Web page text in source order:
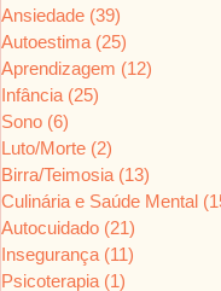
Ansiedade (39)
Autoestima (25)
Aprendizagem (12)
Infância (25)
Sono (6)
Luto/Morte (2)
Birra/Teimosia (13)
Culinária e Saúde Mental
Autocuidado (21)
Insegurança (11)
Psicoterapia (1)